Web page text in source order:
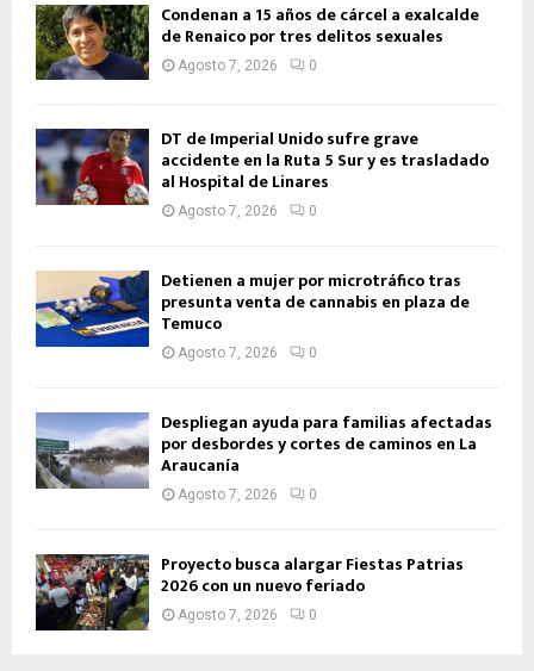
Condenan a 15 años de cárcel a exalcalde
de Renaico por tres delitos sexuales
Agosto 7, 2026 0
DT de Imperial Unido sufre grave
accidente en la Ruta 5 Sur y es trasladado
al Hospital de Linares
Agosto 7, 2026 0
Detienen a mujer por microtráfico tras
presunta venta de cannabis en plaza de
Temuco
Agosto 7, 2026 0
Despliegan ayuda para familias afectadas
por desbordes y cortes de caminos en La
Araucanía
Agosto 7, 2026 0
Proyecto busca alargar Fiestas Patrias
2026 con un nuevo feriado
Agosto 7, 2026 0